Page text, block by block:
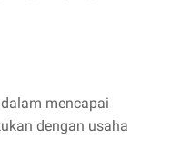
mencapai
dengan usaha